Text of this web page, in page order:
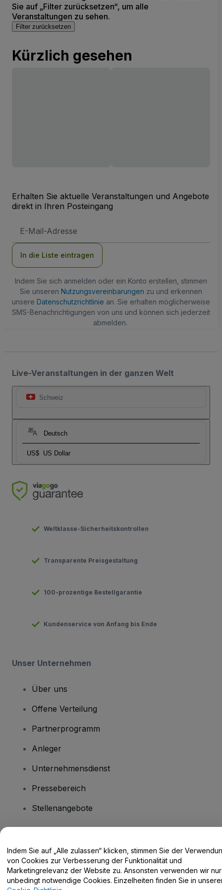
Sie auf „Filter zurücksetzen“, um alle
Veranstaltungen zu sehen.
Filter zurücksetzen
Kürzlich gesehen
Erhalten Sie aktuelle Veranstaltungen und Angebote
direkt in Ihren Posteingang
Mail-
In die Liste eintragen
Indem Sie sich anmelden oder ein Konto erstellen, stimmen
Sie unseren Nutzungsvereinbarungen zu und erkennen
unsere Datenschutzrichtlinie an. Sie erhalten möglicherweise
SMS-Benachrichtigungen von uns und können sich jederzeit
abmelden.
Live-Veranstaltungen in der ganzen Welt
Schweiz
Deutsch
US$ US Dollar
Weltklasse-Sicherheitskontrollen
Transparente Preisgestaltung
100-prozentige Bestellgarantie
Kundenservice von Anfang bis Ende
Unser Unternehmen
Über uns
Offene Verteilung
Partnerprogramm
Anleger
Unternehmensdienst
Pressebereich
Stellenangebote
Hilfe-Center / Kontakt
Indem Sie auf „Alle zulassen“ klicken, stimmen Sie der
von Cookies zur Verbesserung der Funktionalität und
Marketingrelevanz der Website zu. Ansonsten verwenden wir nur
unbedingt notwendige Cookies. Einzelheiten finden Sie in